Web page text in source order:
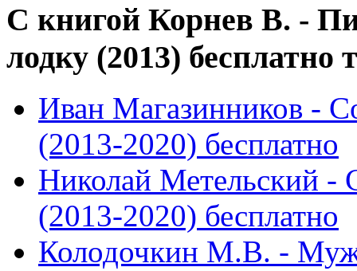
С книгой Корнев В. -
лодку (2013) бесплатно
Иван Магазинников -
(2013-2020) бесплатно
Николай Метельский -
(2013-2020) бесплатно
Колодочкин М.В. -